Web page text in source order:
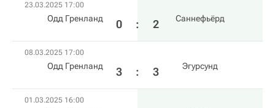
23.03.2025 17:00
Одд Гренланд 0 : 2 Саннефьёрд
08.03.2025 17:00
Одд Гренланд 3 : 3 Эгурсунд
01.03.2025 16:00